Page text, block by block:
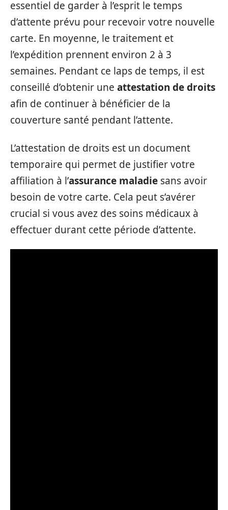
essentiel de garder à l’esprit le temps
d’attente prévu pour recevoir votre nouvelle
carte. En moyenne, le traitement et
l’expédition prennent environ 2 à 3
semaines. Pendant ce laps de temps, il est
conseillé d’obtenir une attestation de droits
afin de continuer à bénéficier de la
couverture santé pendant l’attente.
L’attestation de droits est un document
temporaire qui permet de justifier votre
affiliation à l’assurance maladie sans avoir
besoin de votre carte. Cela peut s’avérer
crucial si vous avez des soins médicaux à
effectuer durant cette période d’attente.